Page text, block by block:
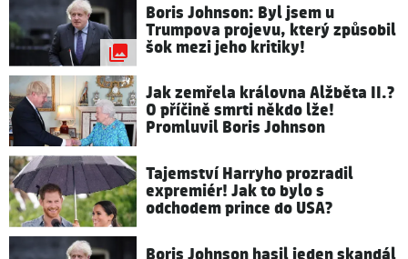
Boris Johnson: Byl jsem u
Trumpova projevu, který způsobil
šok mezi jeho kritiky!
Jak zemřela královna Alžběta II.?
O příčině smrti někdo lže!
Promluvil Boris Johnson
Tajemství Harryho prozradil
expremiér! Jak to bylo s
odchodem prince do USA?